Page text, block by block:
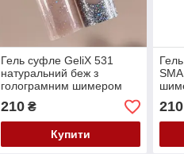
Гель суфле GeliX 531
натуральний беж з
голограмним шимером
210₴
Купити
юки
210